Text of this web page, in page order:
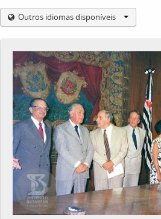
Outros idiomas disponíveis